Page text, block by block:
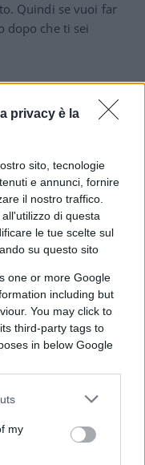
privacy è la
sito, tecnologie
e annunci, fornire
il nostro traffico.
di questa
le tue scelte sul
su questo sito
one or more Google
including but
You may click to
third-party tags to
in below Google
my
Quindi se vuoi far
dopo che ti sei
VIsualizza le risposte(1)
però mi chiedo
ebbe un esito
gravemente un
le varie discipline
VIsualizza le risposte
gli rompevano i
intruglio chiamato
aveva
ai mg di farmaco